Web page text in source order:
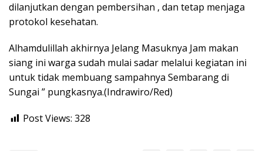
dilanjutkan dengan pembersihan , dan tetap menjaga
protokol kesehatan.
Alhamdulillah akhirnya Jelang Masuknya Jam makan
siang ini warga sudah mulai sadar melalui kegiatan ini
untuk tidak membuang sampahnya Sembarang di
Sungai ” pungkasnya.(Indrawiro/Red)
Post Views: 328